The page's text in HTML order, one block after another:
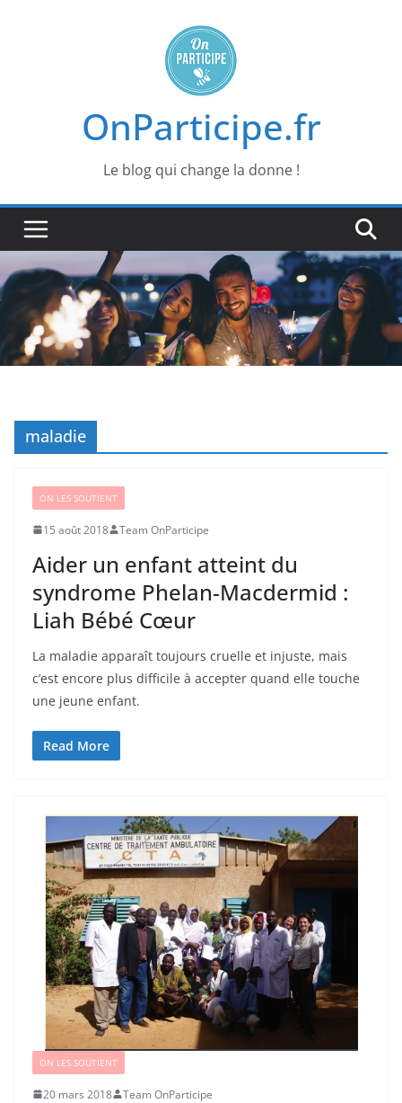
OnParticipe.fr
Le blog qui change la donne !
maladie
ON LES SOUTIENT
15 août 2018 Team OnParticipe
Aider un enfant atteint du
syndrome Phelan-Macdermid :
Liah Bébé Cœur
La maladie apparaît toujours cruelle et injuste, mais
c’est encore plus difficile à accepter quand elle touche
une jeune enfant.
Read More
ON LES SOUTIENT
20 mars 2018 Team OnParticipe